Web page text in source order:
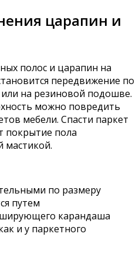
царапин и
полос и царапин на
передвижение по
на резиновой подошве.
можно повредить
мебели. Спасти паркет
покрытие пола
мастикой.
по размеру
путем
карандаша
и у паркетного